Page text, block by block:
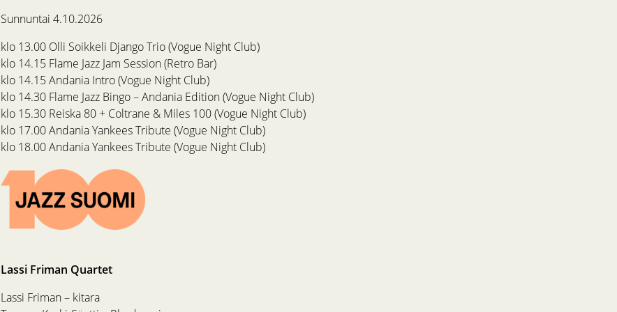
Sunnuntai 4.10.2026
klo 13.00 Olli Soikkeli Django Trio (Vogue Night Club)
klo 14.15 Flame Jazz Jam Session (Retro Bar)
klo 14.15 Andania Intro (Vogue Night Club)
klo 14.30 Flame Jazz Bingo – Andania Edition (Vogue Night Club)
klo 15.30 Reiska 80 + Coltrane & Miles 100 (Vogue Night Club)
klo 17.00 Andania Yankees Tribute (Vogue Night Club)
klo 18.00 Andania Yankees Tribute (Vogue Night Club)
Lassi Friman Quartet
Lassi Friman – kitara